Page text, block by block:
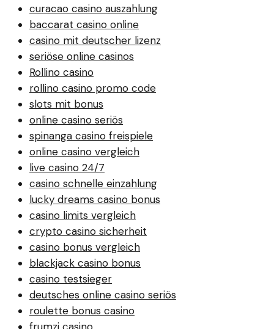
curacao casino auszahlung
baccarat casino online
casino mit deutscher lizenz
seriöse online casinos
Rollino casino
rollino casino promo code
slots mit bonus
online casino seriös
spinanga casino freispiele
online casino vergleich
live casino 24/7
casino schnelle einzahlung
lucky dreams casino bonus
casino limits vergleich
crypto casino sicherheit
casino bonus vergleich
blackjack casino bonus
casino testsieger
deutsches online casino seriös
roulette bonus casino